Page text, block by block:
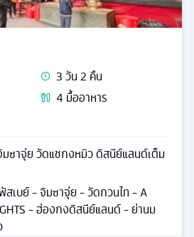
3วัน2 คืน
4 มื้ออาหาร
ซาจุ่ย วัดแชกงหมิว ดิสนีย์แลนด์เต็ม
สเบย์ - จิมซาจุ่ย - วัดกวนไท - A
- ฮ่องกงดิสนีย์แลนด์ - ย่านม